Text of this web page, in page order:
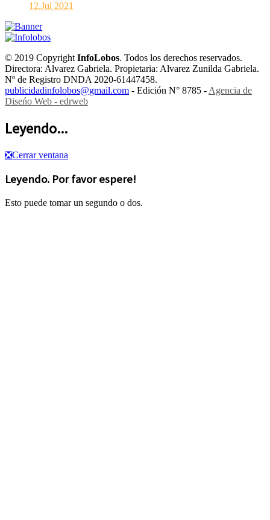
12.Jul 2021
© 2019 CopyrightInfoLobos. Todos los derechos reservados.
Directora: Alvarez Gabriela. Propietaria: Alvarez Zunilda Gabriela.
Nº de Registro DNDA 2020-61447458.
publicidadinfolobos@gmail.com - Edición N° 8785 -Agencia de
Diseńo Web - edrweb
Leyendo...
❎Cerrar ventana
Leyendo. Por favor espere!
Esto puede tomar un segundo o dos.